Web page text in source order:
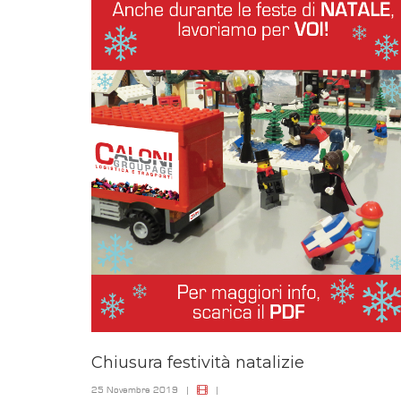
Chiusura festività natalizie
25 Novembre 2019 | |